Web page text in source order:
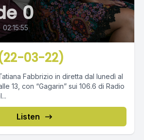
0
02:15:55
03-22)
Fabbrizio in diretta dal lunedì al
13, con “Gagarin” sui 106.6 di Radio
Listen